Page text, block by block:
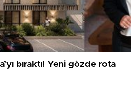
bıraktı! Yeni gözde rota